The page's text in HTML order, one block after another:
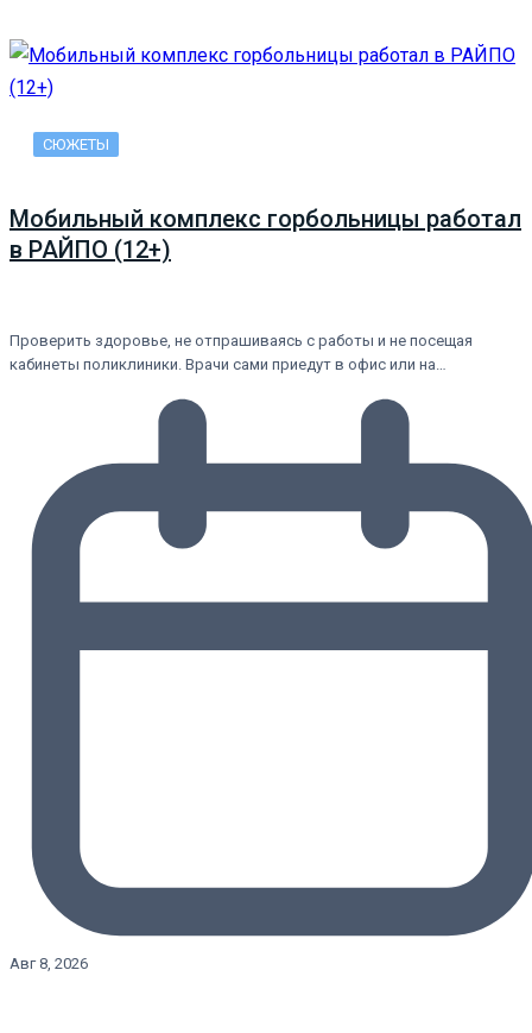
СЮЖЕТЫ
Мобильный комплекс горбольницы работал
в РАЙПО (12+)
Проверить здоровье, не отпрашиваясь с работы и не посещая
кабинеты поликлиники. Врачи сами приедут в офис или на…
Авг 8, 2026